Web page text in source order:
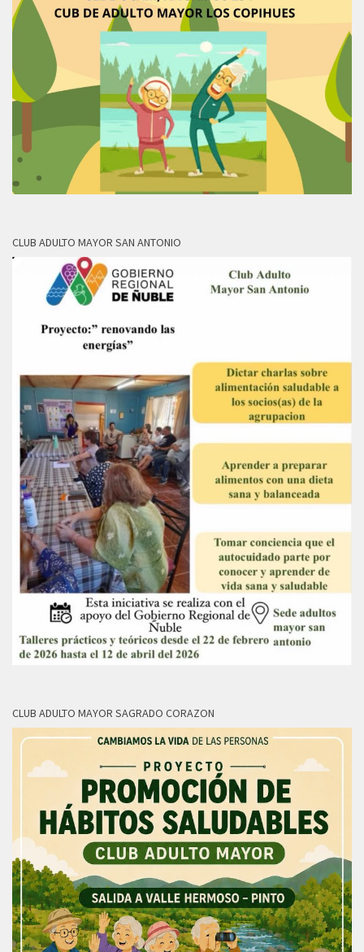
CLUB ADULTO MAYOR SAN ANTONIO
CLUB ADULTO MAYOR SAGRADO CORAZON